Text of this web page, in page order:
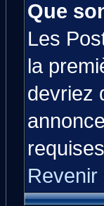
Que
Les
la
devriez
Revenir